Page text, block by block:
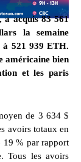
a acquis 83 561
la semaine
à 521 939 ETH.
américaine bien
et les paris
de 3 634 $
avoirs totaux en
19 % par rapport
Tous les avoirs